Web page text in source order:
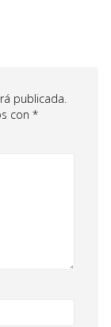
publicada.
con *